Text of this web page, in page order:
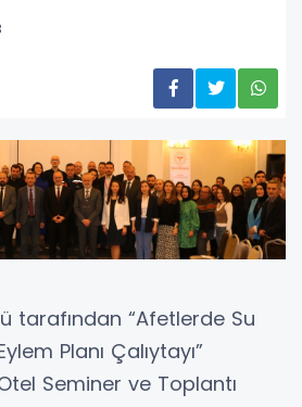
tarafından “Afetlerde Su
Planı Çalıytayı”
Seminer ve Toplantı